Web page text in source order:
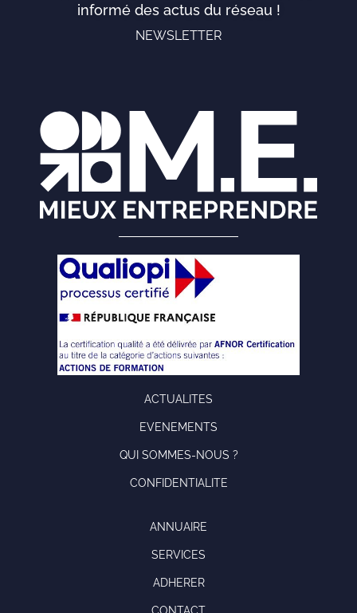
informé des actus du réseau !
NEWSLETTER
ACTUALITES
EVENEMENTS
QUI SOMMES-NOUS ?
CONFIDENTIALITE
ANNUAIRE
SERVICES
ADHERER